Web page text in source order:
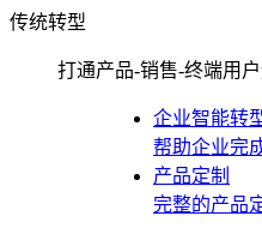
传统转型
打通产品-销售-终端用
企业智能转
帮助企业完
产品定制
完整的产品